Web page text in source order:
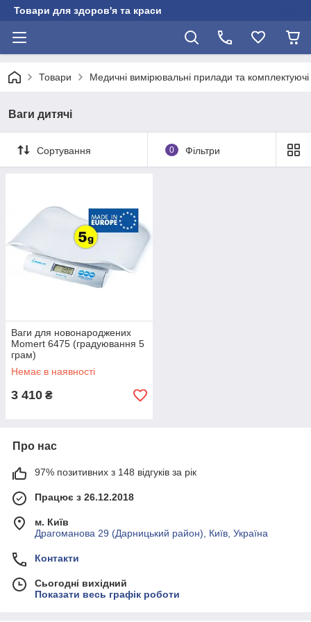
Товари для здоров'я та краси
Товари Медичні вимірювальні прилади та комплектуючі
Ваги дитячі
Сортування 0 Фільтри
Ваги для новонароджених
Momert 6475 (градуювання 5
грам)
Немає в наявності
3 410 ₴
Про нас
97% позитивних з 148 відгуків за рік
Працює з 26.12.2018
м. Київ
Драгоманова 29 (Дарницький район), Київ, Україна
Контакти
Сьогодні вихідний
Показати весь графік роботи